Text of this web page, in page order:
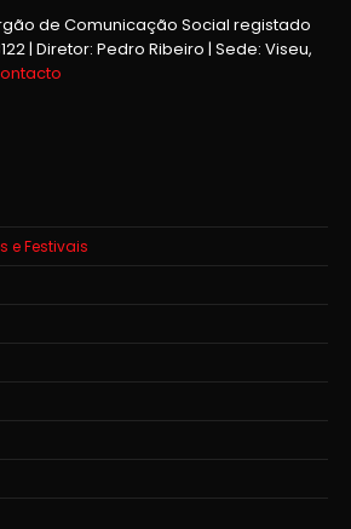
de Comunicação Social registado
| Diretor: Pedro Ribeiro | Sede: Viseu,
e Festivais